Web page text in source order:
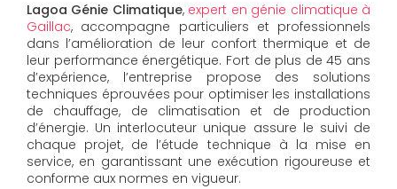
Lagoa Génie Climatique, expert en génie climatique à
Gaillac, accompagne particuliers et professionnels
dans l’amélioration de leur confort thermique et de
leur performance énergétique. Fort de plus de 45 ans
d’expérience, l’entreprise propose des solutions
techniques éprouvées pour optimiser les installations
de chauffage, de climatisation et de production
d’énergie. Un interlocuteur unique assure le suivi de
chaque projet, de l’étude technique à la mise en
service, en garantissant une exécution rigoureuse et
conforme aux normes en vigueur.